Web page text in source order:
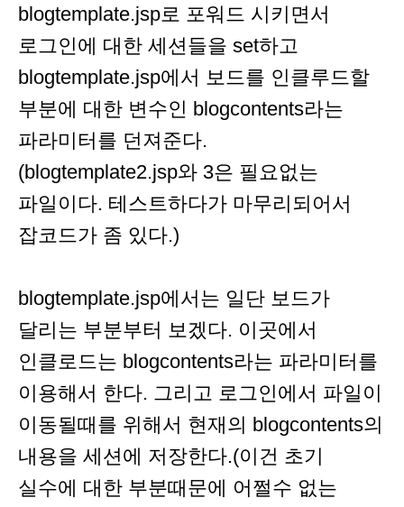
blogtemplate.jsp로 포워드 시키면서
로그인에 대한 세션들을 set하고
blogtemplate.jsp에서 보드를 인클루드할
부분에 대한 변수인 blogcontents라는
파라미터를 던져준다.
(blogtemplate2.jsp와 3은 필요없는
파일이다. 테스트하다가 마무리되어서
잡코드가 좀 있다.)
blogtemplate.jsp에서는 일단 보드가
달리는 부분부터 보겠다. 이곳에서
인클로드는 blogcontents라는 파라미터를
이용해서 한다. 그리고 로그인에서 파일이
이동될때를 위해서 현재의 blogcontents의
내용을 세션에 저장한다.(이건 초기
실수에 대한 부분때문에 어쩔수 없는